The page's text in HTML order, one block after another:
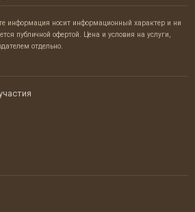
информация носит информационный характер и ни
публичной офертой. Цена и условия на услуги,
отдельно.